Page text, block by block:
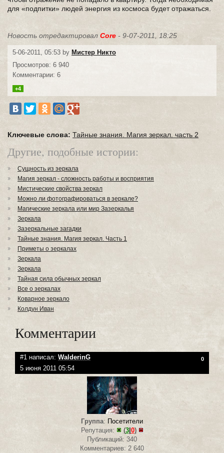
для «подпитки» людей энергия из космоса будет отражаться.
Новость отредактировал Core - 9-07-2011, 18:25
5-06-2011, 05:53 by Мистер Никто
Просмотров: 6 940
Комментарии: 6
+4
Ключевые слова: Тайные знания. Магия зеркал. часть 2
Другие, подобные истории:
Сущность из зеркала
Магия зеркал - сложность работы и восприятия
Мистические свойства зеркал
Можно ли фотографироваться в зеркале?
Магические зеркала или мир Зазеркалья
Зеркала
Зазеркальные загадки
Тайные знания. Магия зеркал. Часть 1
Приметы о зеркалах
Зеркала
Зеркала
Тайная сила обычных зеркал
Все о зеркалах
Коварное зеркало
Колдун Иван
Комментарии
#1 написал: WalderinG 0
5 июня 2011 05:54
Группа: Посетители
Репутация:
(3| 0)
Публикаций: 340
Комментариев: 2 640